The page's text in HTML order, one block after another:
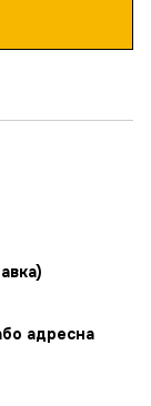
адресна